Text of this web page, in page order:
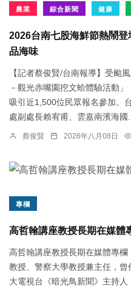
農業 綜合新聞 健康
2026台南七股海鮮節熱鬧登
品海味
【記者蔡俊賢/台南報導】受颱
－觀光赤嘴園挖文蛤體驗活動
吸引近1,500位民眾報名參加。
處副處長賴宥甫、雲嘉南濱海國...
蔡俊賢 2026年八月08日
專欄
高哲翰講座教授長期在媒體
高哲翰講座教授長期在媒體專
教授、警察大學教授兼主任，
大電視台《暗光鳥新聞》主持